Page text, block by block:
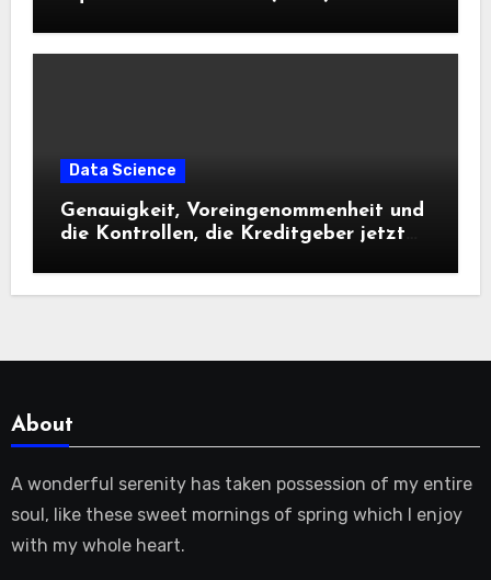
Data Science
Genauigkeit, Voreingenommenheit und
die Kontrollen, die Kreditgeber jetzt
About
A wonderful serenity has taken possession of my entire
soul, like these sweet mornings of spring which I enjoy
with my whole heart.